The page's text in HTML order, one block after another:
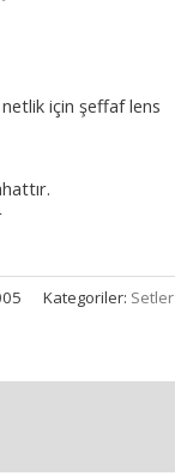
için şeffaf lens
Kategoriler: Setler